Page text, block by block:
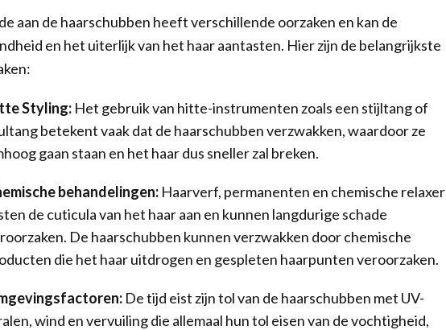
aan de haarschubben heeft verschillende oorzaken en kan de
en het uiterlijk van het haar aantasten. Hier zijn de belangrijkste
Styling:Het gebruik van hitte-instrumenten zoals een stijltang of
betekent vaak dat de haarschubben verzwakken, waardoor ze
gaan staan en het haar dus sneller zal breken.
behandelingen:Haarverf, permanenten en chemische
de cuticula van het haar aan en kunnen langdurige schade
De haarschubben kunnen verzwakken door chemische
die het haar uitdrogen en gespleten haarpunten veroorzaken.
De tijd eist zijn tol van de haarschubben met UV-
wind en vervuiling die allemaal hun tol eisen van de vochtigheid,